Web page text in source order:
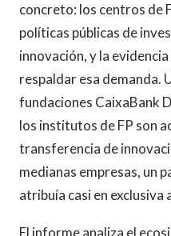
concreto: los centros de
políticas públicas de
innovación, y la
respaldar esa demanda.
fundaciones CaixaBank
los institutos de FP son
transferencia de
medianas empresas, un
atribuía casi en exclusiva
El informe analiza el